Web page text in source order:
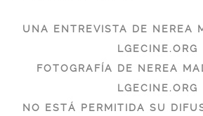
UNA ENTREVISTA DE NEREA
LGECINE.ORG
FOTOGRAFÍA DE NEREA
LGECINE.ORG
NO ESTÁ PERMITIDA SU